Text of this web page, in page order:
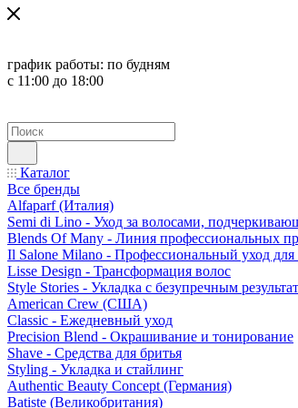
график работы: по будням
с 11:00 до 18:00
Каталог
Все бренды
Alfaparf (Италия)
Semi di Lino - Уход за волосами,
Blends Of Many - Линия профессиональных
Il Salone Milano - Профессиональный уход для
Lisse Design - Трансформация волос
Style Stories - Укладка с безупречным
American Crew (США)
Classic - Ежедневный уход
Precision Blend - Окрашивание и тонирование
Shave - Средства для бритья
Styling - Укладка и стайлинг
Authentic Beauty Concept (Германия)
Batiste (Великобритания)